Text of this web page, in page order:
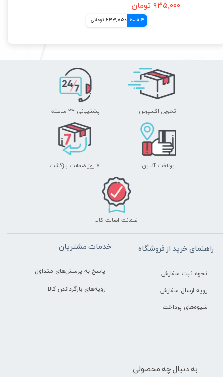
۹۳۵,۰۰۰ تومان
4 قسط 233,750 تومانی
تحویل اکسپرس پشتیبانی ۲۴ ساعته
پرداخت آنلاین ۷ روز ضمانت بازگشت
ضمانت اصالت کالا
راهنمای خرید از فروشگاه
نحوه ثبت سفارش
رویه ارسال سفارش
شیوه‌های پرداخت
خدمات مشتریان
پاسخ به پرسش‌های متداول
رویه‌های بازگرداندن کالا
به دنبال چه محصولی